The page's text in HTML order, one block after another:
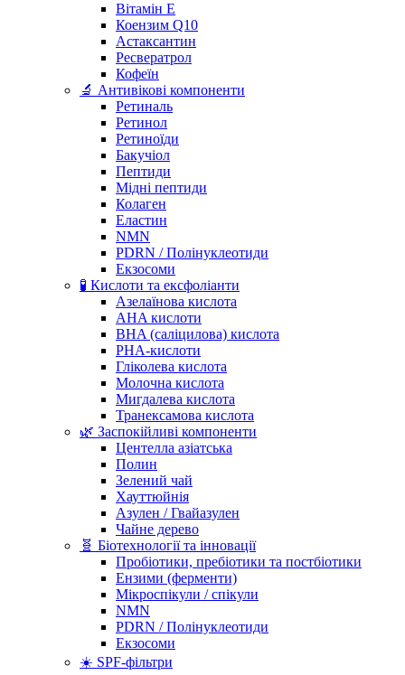
Вітамін Е
Коензим Q10
Астаксантин
Ресвератрол
Кофеїн
🔬 Антивікові компоненти
Ретиналь
Ретинол
Ретиноїди
Бакучіол
Пептиди
Мідні пептиди
Колаген
Еластин
NMN
PDRN / Полінуклеотиди
Екзосоми
🧪 Кислоти та ексфоліанти
Азелаїнова кислота
AHA кислоти
BHA (саліцилова) кислота
PHA-кислоти
Гліколева кислота
Молочна кислота
Мигдалева кислота
Транексамова кислота
🌿 Заспокійливі компоненти
Центелла азіатська
Полин
Зелений чай
Хауттюйнія
Азулен / Гвайазулен
Чайне дерево
🧬 Біотехнології та інновації
Пробіотики, пребіотики та постбіотики
Ензими (ферменти)
Мікроспікули / спікули
NMN
PDRN / Полінуклеотиди
Екзосоми
☀️ SPF-фільтри